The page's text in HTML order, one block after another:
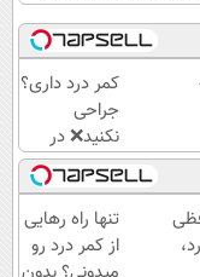
کمر درد داری؟
جراحی
نکنید❌ در
منزل درمانش
کن
(◂پرسش‌نامه)
تنها راه رهایی
از کمر درد رو